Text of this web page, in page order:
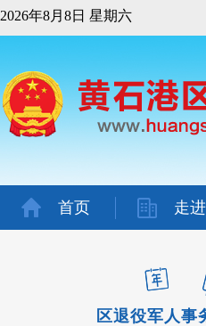
2026年8月8日 星期六
首页 走
区退役军人事